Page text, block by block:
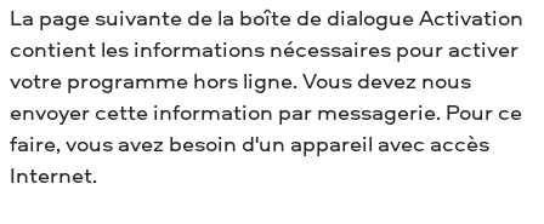
La page suivante de la boîte de dialogue Activation
contient les informations nécessaires pour activer
votre programme hors ligne. Vous devez nous
envoyer cette information par messagerie. Pour ce
faire, vous avez besoin d'un appareil avec accès
Internet.